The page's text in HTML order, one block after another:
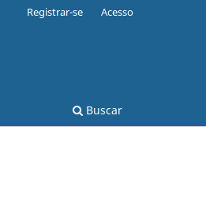
Buscar
Registrar-se Acesso